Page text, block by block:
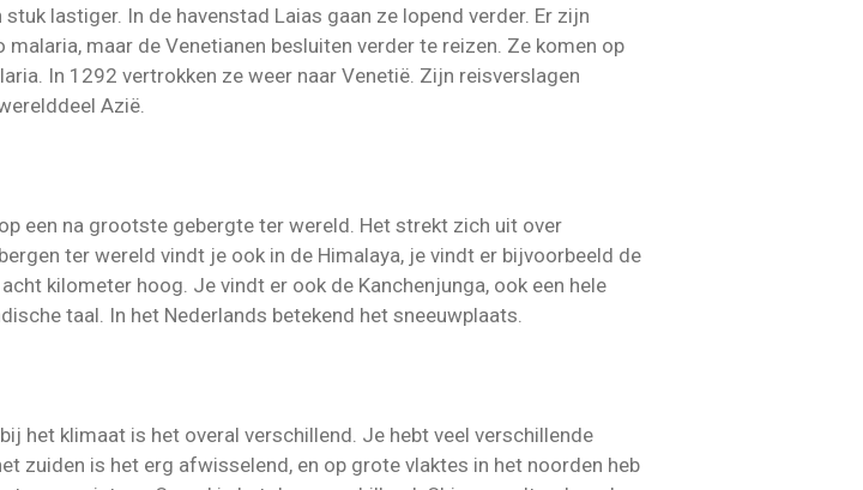
lastiger. In de havenstad Laias gaan ze lopend verder. Er zijn
maar de Venetianen besluiten verder te reizen. Ze komen op
In 1292 vertrokken ze weer naar Venetië. Zijn reisverslagen
Azië.
een na grootste gebergte ter wereld. Het strekt zich uit over
ter wereld vindt je ook in de Himalaya, je vindt er bijvoorbeeld de
kilometer hoog. Je vindt er ook de Kanchenjunga, ook een hele
taal. In het Nederlands betekend het sneeuwplaats.
het klimaat is het overal verschillend. Je hebt veel verschillende
zuiden is het erg afwisselend, en op grote vlaktes in het noorden heb